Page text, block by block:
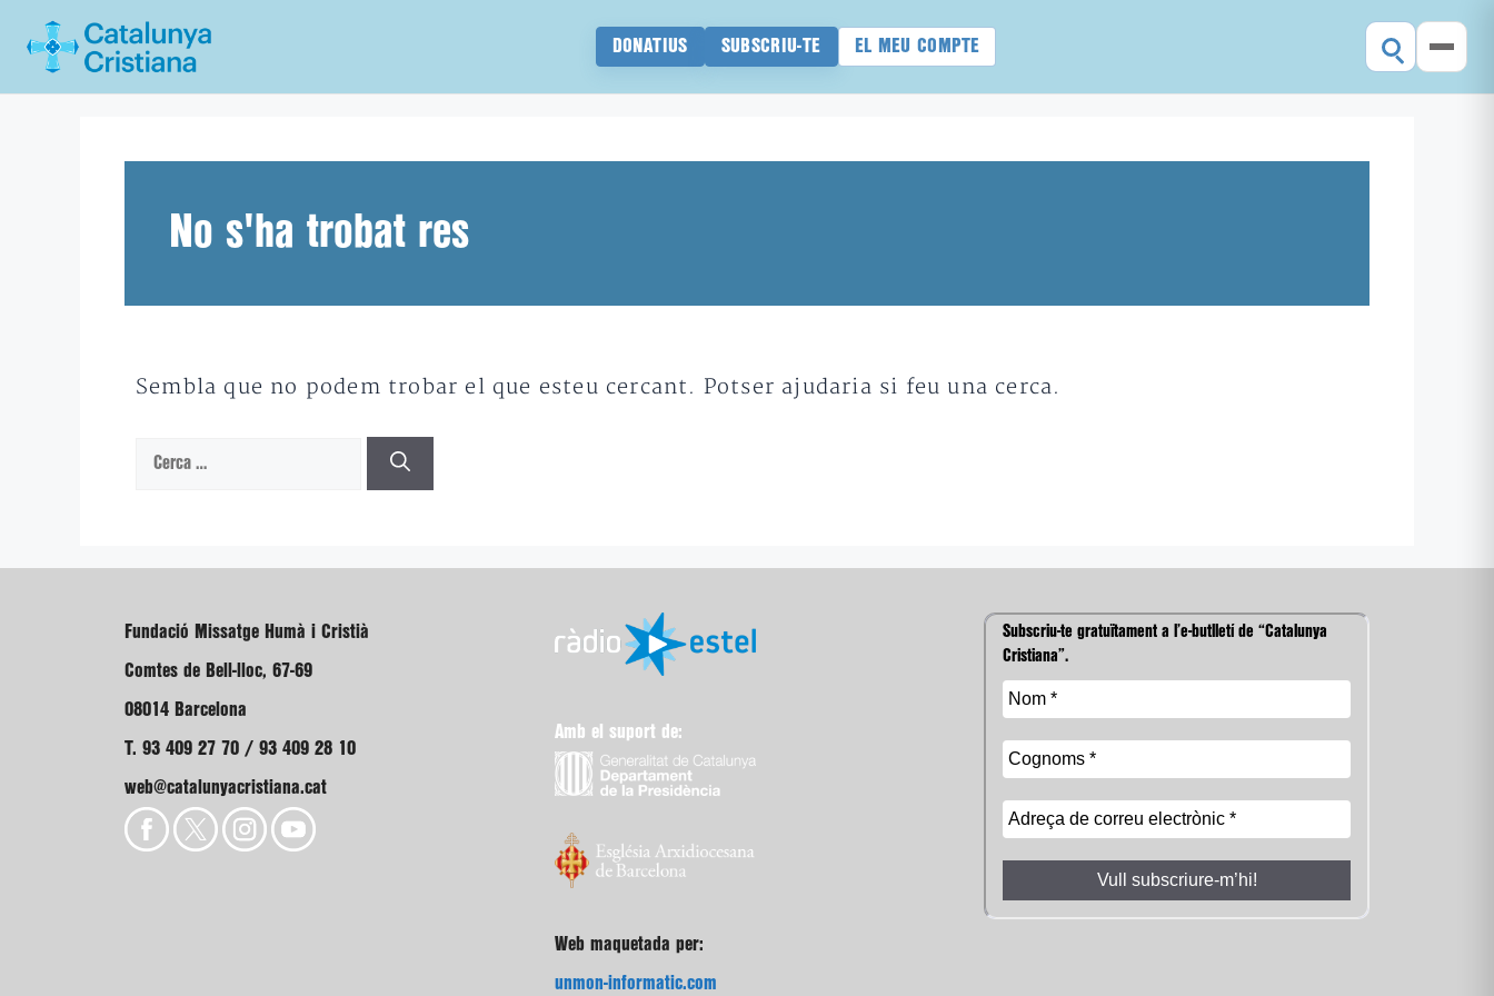
DONATIUS SUBSCRIU-TE EL MEU COMPTE
No s'ha trobat res
Sembla que no podem trobar el que esteu cercant. Potser ajudaria si feu una cerca.
Cerca:
Fundació Missatge Humà i Cristià
Comtes de Bell-lloc, 67-69
08014 Barcelona
T. 93 409 27 70 / 93 409 28 10
web@catalunyacristiana.cat
Amb el suport de:
Web maquetada per:
unmon-informatic.com
Subscriu-te gratuïtament a l’e-butlletí de “Catalunya
Cristiana”.